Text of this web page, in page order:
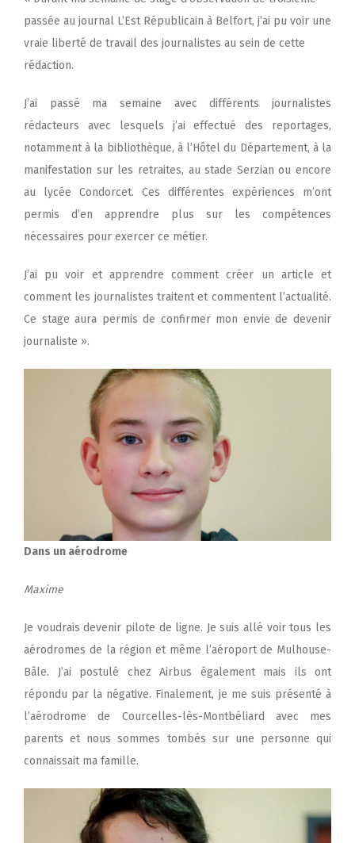
passée au journal L’Est Républicain à Belfort, j’ai pu voir une
vraie liberté de travail des journalistes au sein de cette
rédaction.
J’ai passé ma semaine avec différents journalistes
rédacteurs avec lesquels j’ai effectué des reportages,
notamment à la bibliothèque, à l’Hôtel du Département, à la
manifestation sur les retraites, au stade Serzian ou encore
au lycée Condorcet. Ces différentes expériences m’ont
permis d’en apprendre plus sur les compétences
nécessaires pour exercer ce métier.
J’ai pu voir et apprendre comment créer un article et
comment les journalistes traitent et commentent l’actualité.
Ce stage aura permis de confirmer mon envie de devenir
journaliste ».
Dans un aérodrome
Maxime
Je voudrais devenir pilote de ligne. Je suis allé voir tous les
aérodromes de la région et même l’aéroport de Mulhouse-
Bâle. J’ai postulé chez Airbus également mais ils ont
répondu par la négative. Finalement, je me suis présenté à
l’aérodrome de Courcelles-lès-Montbéliard avec mes
parents et nous sommes tombés sur une personne qui
connaissait ma famille.